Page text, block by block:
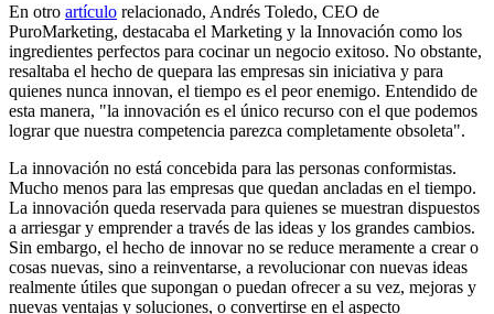
En otro artículo relacionado, Andrés Toledo, CEO de
PuroMarketing, destacaba el Marketing y la Innovación como los
ingredientes perfectos para cocinar un negocio exitoso. No obstante,
resaltaba el hecho de quepara las empresas sin iniciativa y para
quienes nunca innovan, el tiempo es el peor enemigo. Entendido de
esta manera, "la innovación es el único recurso con el que podemos
lograr que nuestra competencia parezca completamente obsoleta".
La innovación no está concebida para las personas conformistas.
Mucho menos para las empresas que quedan ancladas en el tiempo.
La innovación queda reservada para quienes se muestran dispuestos
a arriesgar y emprender a través de las ideas y los grandes cambios.
Sin embargo, el hecho de innovar no se reduce meramente a crear o
cosas nuevas, sino a reinventarse, a revolucionar con nuevas ideas
realmente útiles que supongan o puedan ofrecer a su vez, mejoras y
nuevas ventajas y soluciones, o convertirse en el aspecto